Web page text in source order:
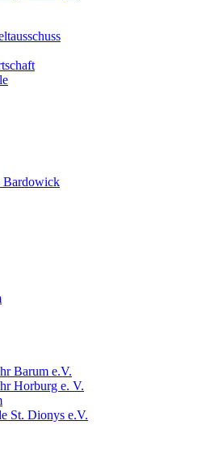
Bardowick
Barum e.V.
Horburg e. V.
St. Dionys e.V.